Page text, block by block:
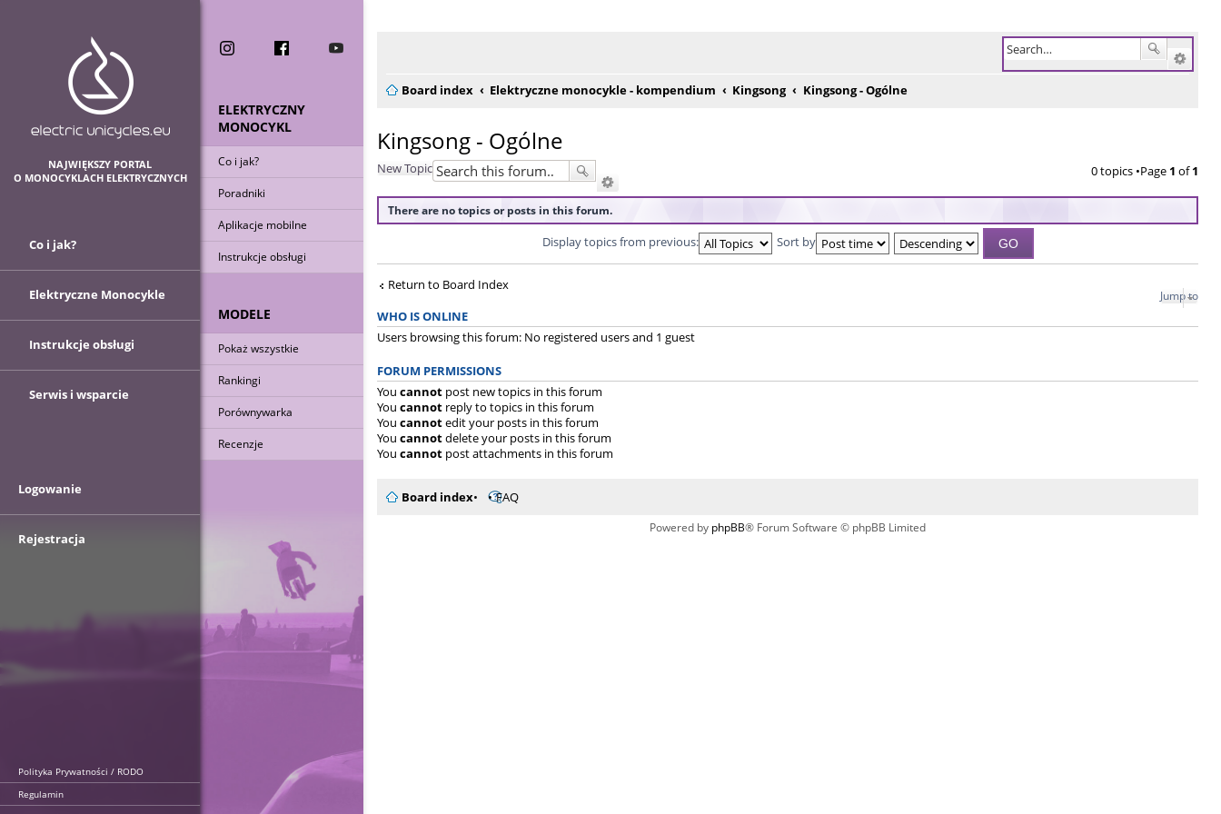
Board index Elektryczne monocykle - kompendium Kingsong Kingsong - Ogólne
Kingsong - Ogólne
New Topic 0 topics •Page 1 of1
There are no topics or posts in this forum.
Display topics from previous: Sort by
Return to Board Index
Jump to
WHO IS ONLINE
Users browsing this forum: No registered users and 1 guest
FORUM PERMISSIONS
You cannot post new topics in this forum
You cannot reply to topics in this forum
You cannotedit your posts in this forum
You cannotdelete your posts in this forum
You cannot post attachments in this forum
Board index FAQ
Powered by phpBB® Forum Software © phpBB Limited
ELEKTRYCZNY
MONOCYKL
Co i jak?
Poradniki
Aplikacje mobilne
Instrukcje obsługi
MODELE
Pokaż wszystkie
Rankingi
Porównywarka
Recenzje
NAJWIĘKSZY PORTAL
O MONOCYKLACH ELEKTRYCZNYCH
Co i jak?
Elektryczne Monocykle
Instrukcje obsługi
Serwis i wsparcie
Logowanie
Rejestracja
Polityka Prywatności / RODO
Regulamin